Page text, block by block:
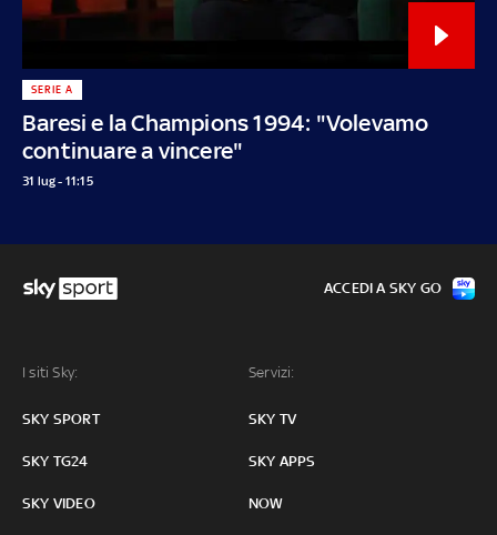
Baresi e la Champions 1994: "Volevamo
continuare a vincere"
SERIE A
31 lug - 11:15
I siti Sky:
SKY SPORT
SKY TG24
SKY VIDEO
Servizi:
SKY TV
SKY APPS
NOW
ACCEDI A SKY GO